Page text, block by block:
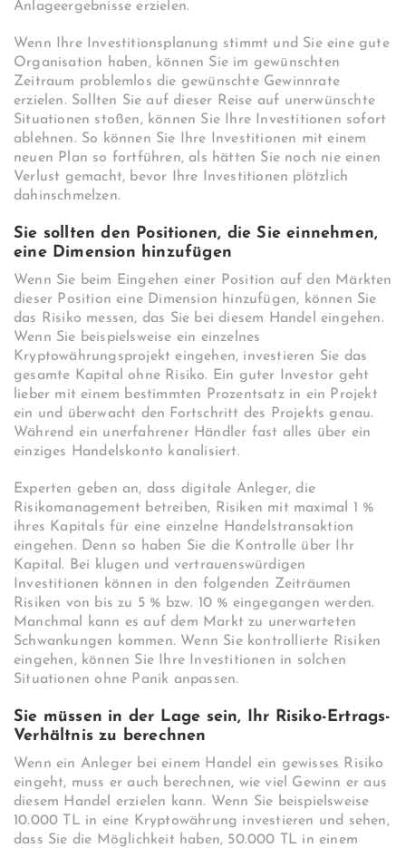
Anlageergebnisse erzielen.
Wenn Ihre Investitionsplanung stimmt und Sie eine gute
Organisation haben, können Sie im gewünschten
Zeitraum problemlos die gewünschte Gewinnrate
erzielen. Sollten Sie auf dieser Reise auf unerwünschte
Situationen stoßen, können Sie Ihre Investitionen sofort
ablehnen. So können Sie Ihre Investitionen mit einem
neuen Plan so fortführen, als hätten Sie noch nie einen
Verlust gemacht, bevor Ihre Investitionen plötzlich
dahinschmelzen.
Sie sollten den Positionen, die Sie einnehmen,
eine Dimension hinzufügen
Wenn Sie beim Eingehen einer Position auf den Märkten
dieser Position eine Dimension hinzufügen, können Sie
das Risiko messen, das Sie bei diesem Handel eingehen.
Wenn Sie beispielsweise ein einzelnes
Kryptowährungsprojekt eingehen, investieren Sie das
gesamte Kapital ohne Risiko. Ein guter Investor geht
lieber mit einem bestimmten Prozentsatz in ein Projekt
ein und überwacht den Fortschritt des Projekts genau.
Während ein unerfahrener Händler fast alles über ein
einziges Handelskonto kanalisiert.
Experten geben an, dass digitale Anleger, die
Risikomanagement betreiben, Risiken mit maximal 1 %
ihres Kapitals für eine einzelne Handelstransaktion
eingehen. Denn so haben Sie die Kontrolle über Ihr
Kapital. Bei klugen und vertrauenswürdigen
Investitionen können in den folgenden Zeiträumen
Risiken von bis zu 5 % bzw. 10 % eingegangen werden.
Manchmal kann es auf dem Markt zu unerwarteten
Schwankungen kommen. Wenn Sie kontrollierte Risiken
eingehen, können Sie Ihre Investitionen in solchen
Situationen ohne Panik anpassen.
Sie müssen in der Lage sein, Ihr Risiko-Ertrags-
Verhältnis zu berechnen
Wenn ein Anleger bei einem Handel ein gewisses Risiko
eingeht, muss er auch berechnen, wie viel Gewinn er aus
diesem Handel erzielen kann. Wenn Sie beispielsweise
10.000 TL in eine Kryptowährung investieren und sehen,
dass Sie die Möglichkeit haben, 50.000 TL in einem